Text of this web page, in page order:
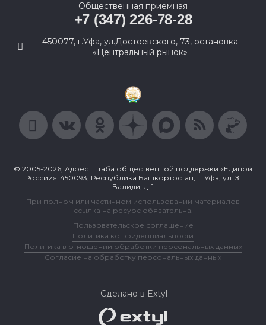
Общественная приемная
+7 (347) 226-78-28
450077, г.Уфа, ул.Достоевского, 73, остановка
«Центральный рынок»
© 2005-2026, Адрес Штаба общественной поддержки «Единой
России»: 450093, Республика Башкортостан, г. Уфа, ул. З.
Валиди, д. 1
При полном или частичном использовании материалов
ссылка на ресурс обязательна.
Пользовательское соглашение
Политика конфиденциальности
Политика в отношении обработки персональных данных
Согласие на обработку персональных данных
Сделано в Extyl